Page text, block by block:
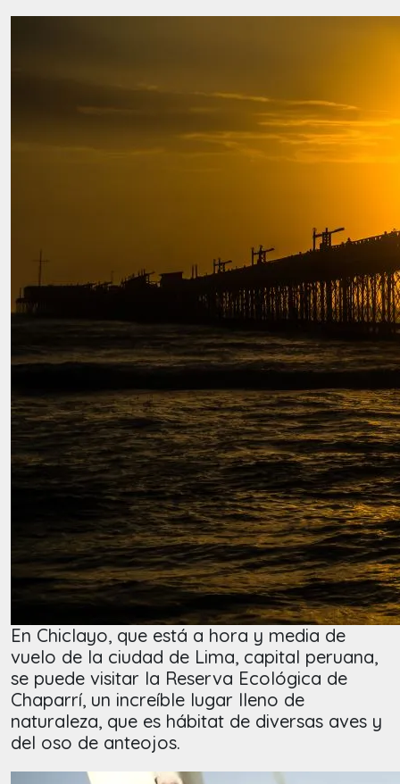
En Chiclayo, que está a hora y media de
vuelo de la ciudad de Lima, capital peruana,
se puede visitar la Reserva Ecológica de
Chaparrí, un increíble lugar lleno de
naturaleza, que es hábitat de diversas aves y
del oso de anteojos.